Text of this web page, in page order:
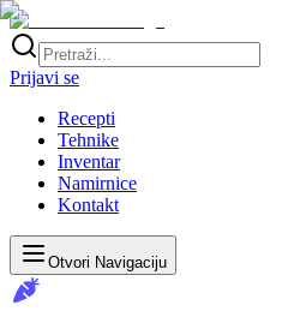
Prijavi se
Recepti
Tehnike
Inventar
Namirnice
Kontakt
Otvori Navigaciju